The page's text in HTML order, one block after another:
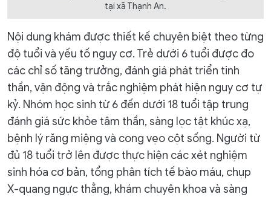
tại xã Thạnh An.
Nội dung khám được thiết kế chuyên biệt theo từng
độ tuổi và yếu tố nguy cơ. Trẻ dưới 6 tuổi được đo
các chỉ số tăng trưởng, đánh giá phát triển tinh
thần, vận động và trắc nghiệm phát hiện nguy cơ tự
kỷ. Nhóm học sinh từ 6 đến dưới 18 tuổi tập trung
đánh giá sức khỏe tâm thần, sàng lọc tật khúc xạ,
bệnh lý răng miệng và cong vẹo cột sống. Người từ
đủ 18 tuổi trở lên được thực hiện các xét nghiệm
sinh hóa cơ bản, tổng phân tích tế bào máu, chụp
X-quang ngực thẳng, khám chuyên khoa và sàng